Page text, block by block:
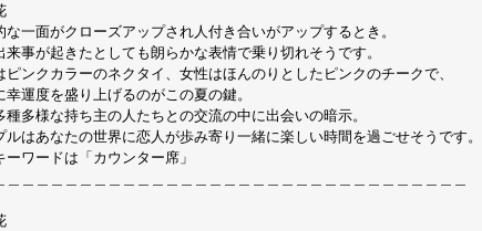
な一面がクローズアップされ人付き合いがアップするとき。
来事が起きたとしても朗らかな表情で乗り切れそうです。
ピンクカラーのネクタイ、女性はほんのりとしたピンクのチークで、
幸運度を盛り上げるのがこの夏の鍵。
種多様な持ち主の人たちとの交流の中に出会いの暗示。
ルはあなたの世界に恋人が歩み寄り一緒に楽しい時間を過ごせそうです。
ーワードは「カウンター席」